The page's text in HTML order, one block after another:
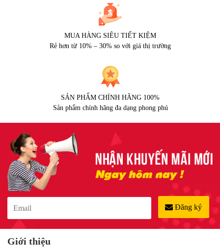
MUA HÀNG SIÊU TIẾT KIỆM
Rẻ hơn từ 10% – 30% so với giá thị trường
SẢN PHẨM CHÍNH HÃNG 100%
Sản phẩm chính hãng đa dạng phong phú
Đăng ký
Giới thiệu